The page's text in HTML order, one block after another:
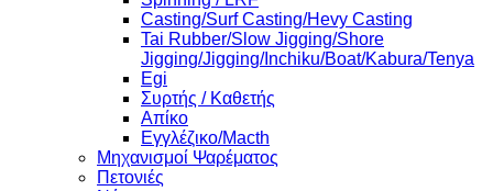
Casting/Surf Casting/Hevy Casting
Tai Rubber/Slow Jigging/Shore
Jigging/Jigging/Inchiku/Boat/Kabura/Tenya
Egi
Συρτής / Καθετής
Απίκο
Εγγλέζικο/Macth
Μηχανισμοί Ψαρέματος
Πετονιές